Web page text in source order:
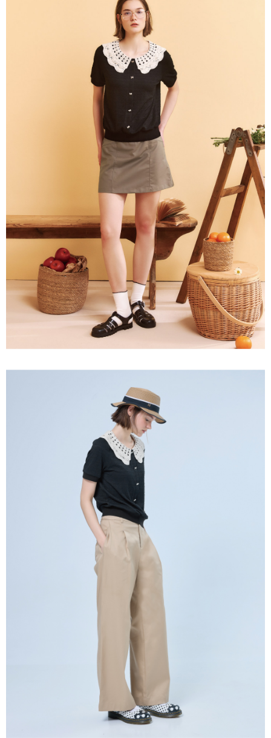
2.透過簡訊連結打開帳單後，可選擇「超商條碼／台灣大直營門市／銀行轉
帳／街口支付／iPASS MONEY」等通路繳費。
1.本服務係由「台灣大哥大股份有限公司」（以下簡稱本公司）所提供，讓
用戶於交易時，得透過本服務購買商品或服務，並由商店將買賣／分期付款
買賣價金債權讓與本公司後，依約使用本公司帳單繳交帳款。
2.基於同意付款使用「大哥付你分期」之契約關係目的，商店將以您的個人
資料（包含姓名、電話或地址）提供予台灣大哥大進項蒐集、處理及利用，
由本公司與您本人進行分期帳單所需資料之確認、核對及更正。
3.完整用戶服務條款，請詳閱以下連結：
https://oppay.tw/userRule
１．於結帳方式選擇「AFTEE先享後付」後，將跳轉至「AFTEE先享後付」
結帳頁面，進行簡訊認證並確認金額後，即可完成結帳。
２．訂單成立數日內，您將收到繳費通知簡訊。
３．收到繳費通知簡訊後14天內，點擊此簡訊中的連結，可透過四大超商／
ATM／網路銀行／等多元方式進行付款，方視為交易完成。
※ 請注意：結帳手續完成當下不需立刻繳費，但若您需要取消訂單，請聯絡
購買商品的店家。未經商家同意取消之訂單仍視為有效，需透過AFTEE先享
※ 交易是否成功請以「AFTEE先享後付 」之結帳頁面顯示為準，若有關於
是否繳費成功／繳費後需取消欲退款等相關疑問，請聯繫「AFTEE先享後付
https://netprotections.freshdesk.com/support/home
１．透過由恩沛科技股份有限公司提供之「AFTEE先享後付」服務完成之交
易，需依本服務之必要範圍內提供個人資料，並將交易相關給付款項請求債
權轉讓予恩沛科技股份有限公司。
２．關於個人資料處理事宜，請瀏覽以下網址：
３．未成年的使用者請事先徵得法定代理人或監護人之同意方可使用
「AFTEE先享後付」，若未經同意申辦者引起之損失，本公司不負相關責
任。
４．使用「AFTEE先享後付」時，將依據個別帳號之用戶狀況，依本公司即
時審查核予不同之上限額度；若仍有額度不足之情形，本公司將視審查結果
請求用戶進行身份認證。
５．嚴禁一人註冊多個帳號或使用他人資訊註冊。若發現惡意使用之情形，
恩沛科技股份有限公司將有權停止該用戶之使用額度並採取法律行動。
每筆NT$120，滿NT$2,500(含以上)免運費
每筆NT$120，滿NT$2,500(含以上)免運費
每筆NT$120，滿NT$2,500(含以上)免運費
每筆NT$120，滿NT$2,500(含以上)免運費
每筆NT$120，滿NT$2,500(含以上)免運費
每筆NT$120，滿NT$2,500(含以上)免運費
宅配離島
每筆NT$120，滿NT$2,500(含以上)免運費
付款後門市自取
免運費
海外配送 查看運費